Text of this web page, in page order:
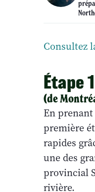
Consultez
Étape
(de
En prenant
première
rapides
une des
provincial
rivière.